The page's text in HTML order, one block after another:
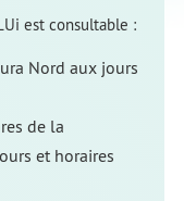
est consultable :
Nord aux jours
de la
et horaires